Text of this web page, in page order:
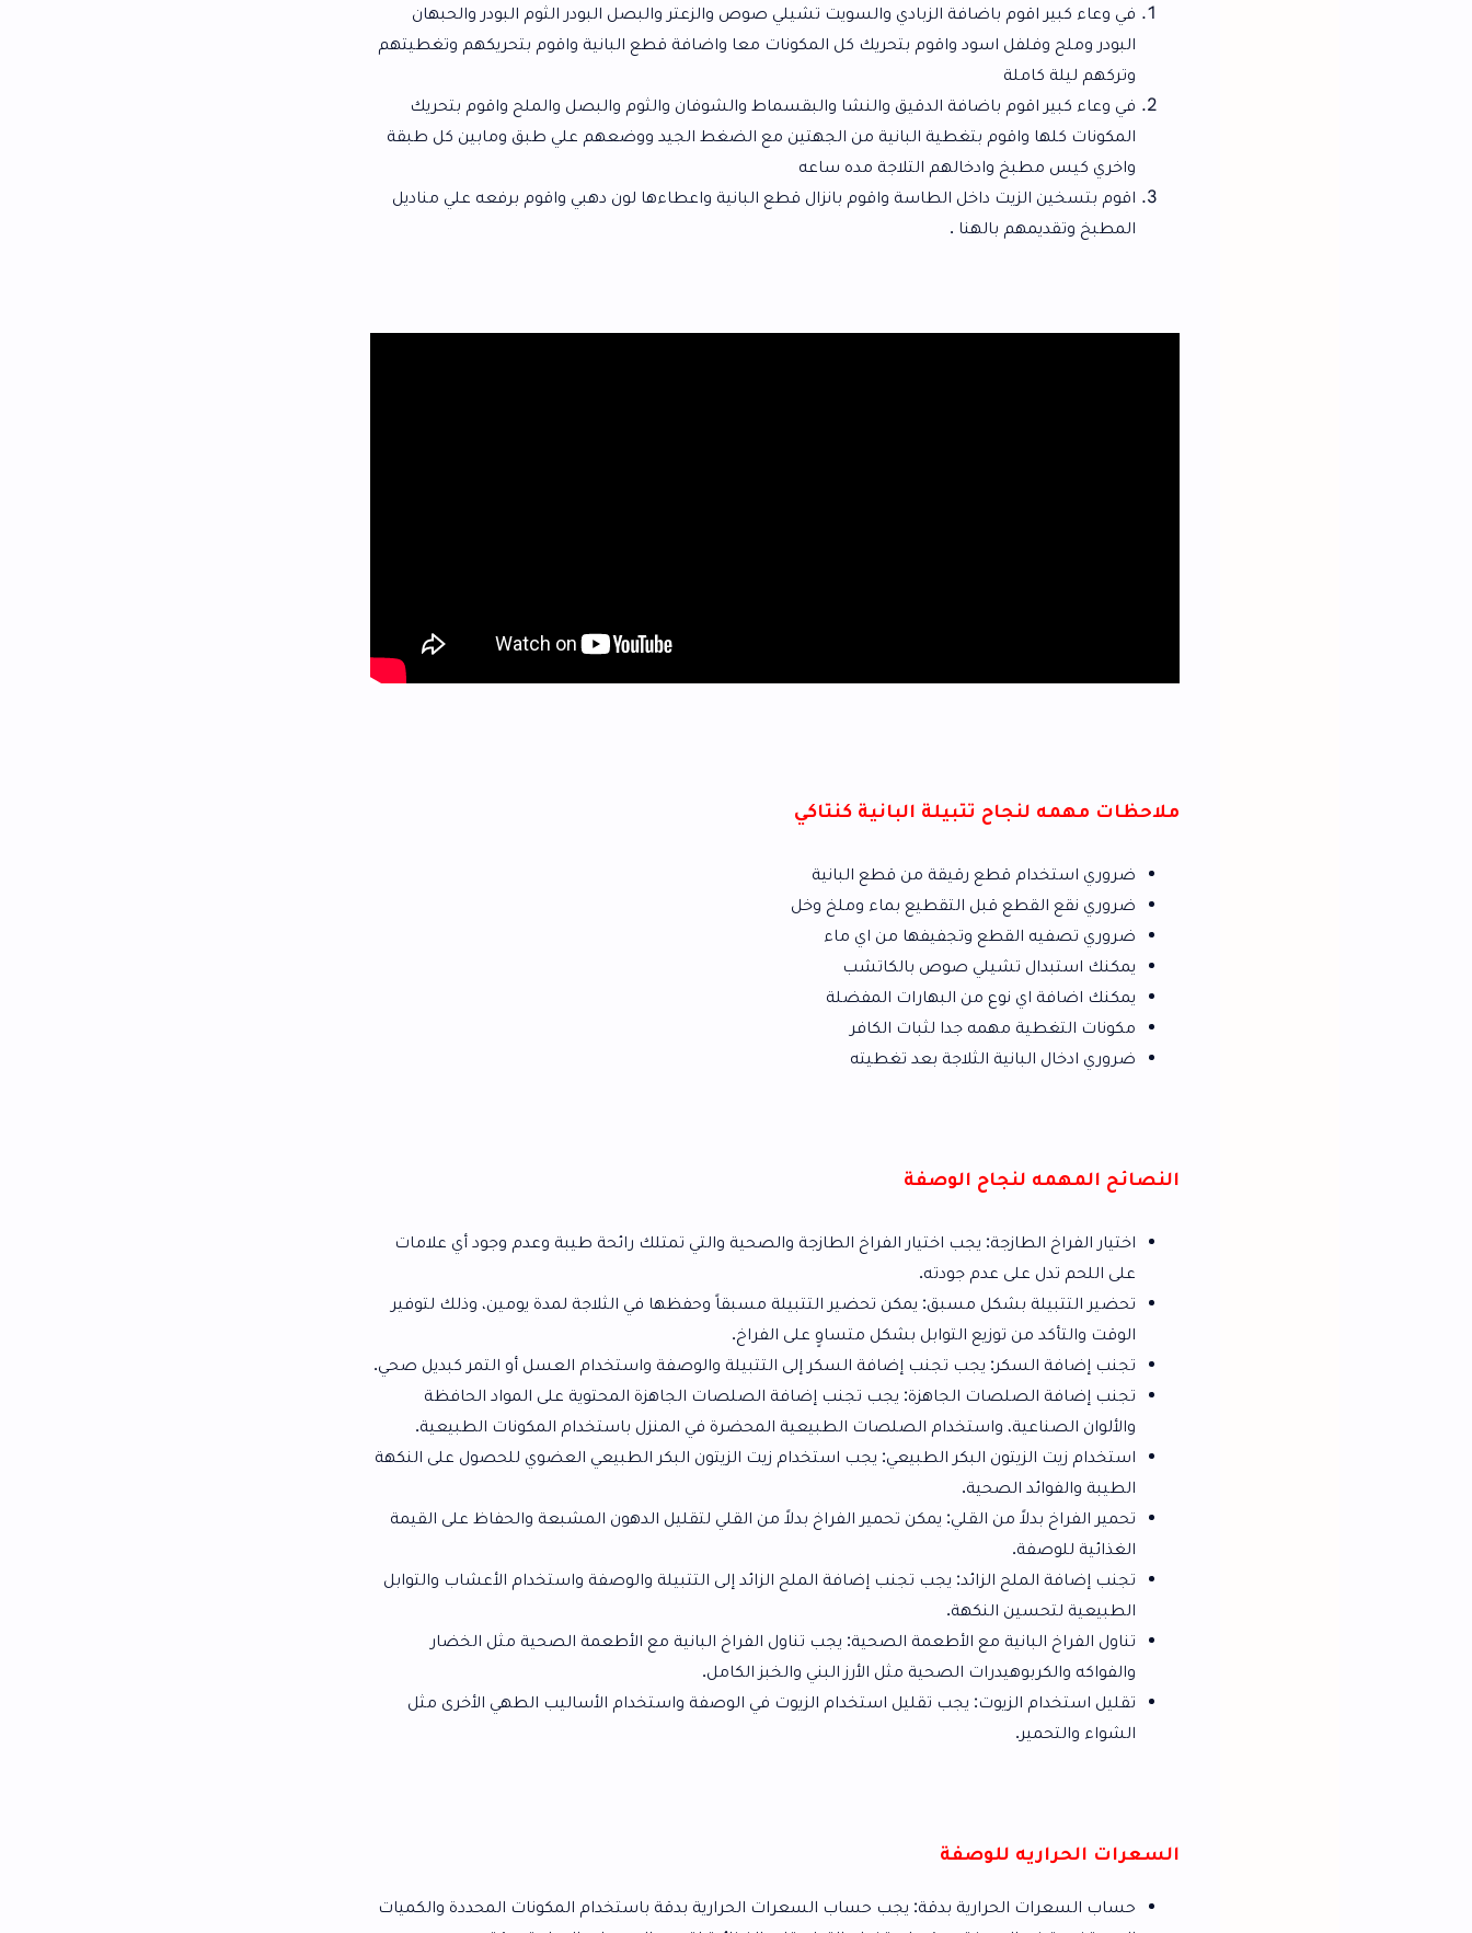
في وعاء كبير اقوم باضافة الزبادي والسويت تشيلي صوص والزعتر والبصل البودر الثوم البودر والحبهان
البودر وملح وفلفل اسود واقوم بتحريك كل المكونات معا واضافة قطع البانية واقوم بتحريكهم وتغطيتهم
وتركهم ليلة كاملة
في وعاء كبير اقوم باضافة الدقيق والنشا والبقسماط والشوفان والثوم والبصل والملح واقوم بتحريك
المكونات كلها واقوم بتغطية البانية من الجهتين مع الضغط الجيد ووضعهم علي طبق ومابين كل طبقة
واخري كيس مطبخ وادخالهم التلاجة مده ساعه
اقوم بتسخين الزيت داخل الطاسة واقوم بانزال قطع البانية واعطاءها لون دهبي واقوم برفعه علي مناديل
المطبخ وتقديمهم بالهنا .
ملاحظات مهمه لنجاح تتبيلة البانية كنتاكي
ضروري استخدام قطع رقيقة من قطع البانية
ضروري نقع القطع قبل التقطيع بماء وملخ وخل
ضروري تصفيه القطع وتجفيفها من اي ماء
يمكنك استبدال تشيلي صوص بالكاتشب
يمكنك اضافة اي نوع من البهارات المفضلة
مكونات التغطية مهمه جدا لثبات الكافر
ضروري ادخال البانية الثلاجة بعد تغطيته
النصائح المهمه لنجاح الوصفة
اختيار الفراخ الطازجة: يجب اختيار الفراخ الطازجة والصحية والتي تمتلك رائحة طيبة وعدم وجود أي علامات
على اللحم تدل على عدم جودته.
تحضير التتبيلة بشكل مسبق: يمكن تحضير التتبيلة مسبقاً وحفظها في الثلاجة لمدة يومين، وذلك لتوفير
الوقت والتأكد من توزيع التوابل بشكل متساوٍ على الفراخ.
تجنب إضافة السكر: يجب تجنب إضافة السكر إلى التتبيلة والوصفة واستخدام العسل أو التمر كبديل صحي.
تجنب إضافة الصلصات الجاهزة: يجب تجنب إضافة الصلصات الجاهزة المحتوية على المواد الحافظة
والألوان الصناعية، واستخدام الصلصات الطبيعية المحضرة في المنزل باستخدام المكونات الطبيعية.
استخدام زيت الزيتون البكر الطبيعي: يجب استخدام زيت الزيتون البكر الطبيعي العضوي للحصول على النكهة
الطيبة والفوائد الصحية.
تحمير الفراخ بدلاً من القلي: يمكن تحمير الفراخ بدلاً من القلي لتقليل الدهون المشبعة والحفاظ على القيمة
تجنب إضافة الملح الزائد: يجب تجنب إضافة الملح الزائد إلى التتبيلة والوصفة واستخدام الأعشاب والتوابل
الطبيعية لتحسين النكهة.
تناول الفراخ البانية مع الأطعمة الصحية: يجب تناول الفراخ البانية مع الأطعمة الصحية مثل الخضار
والفواكه والكربوهيدرات الصحية مثل الأرز البني والخبز الكامل.
تقليل استخدام الزيوت: يجب تقليل استخدام الزيوت في الوصفة واستخدام الأساليب الطهي الأخرى مثل
السعرات الحراريه للوصفة
حساب السعرات الحرارية بدقة: يجب حساب السعرات الحرارية بدقة باستخدام المكونات المحددة والكميات